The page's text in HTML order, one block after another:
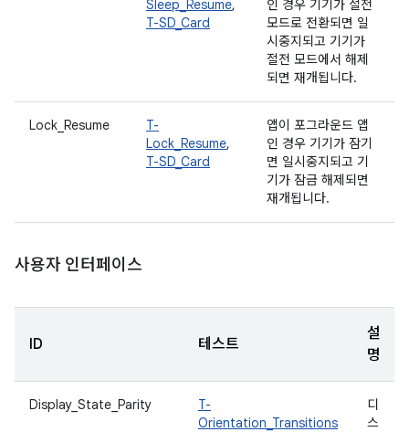
Sleep_Resume,
T-SD_Card
인 경우 기기가 절전
모드로 전환되면 일
시중지되고 기기가
절전 모드에서 해제
되면 재개됩니다.
Lock_Resume
T-
Lock_Resume,
T-SD_Card
앱이 포그라운드 앱
인 경우 기기가 잠기
면 일시중지되고 기
기가 잠금 해제되면
재개됩니다.
사용자 인터페이스
ID 테스트
설
명
Display_State_Parity
T-
Orientation_Transitions
디
스